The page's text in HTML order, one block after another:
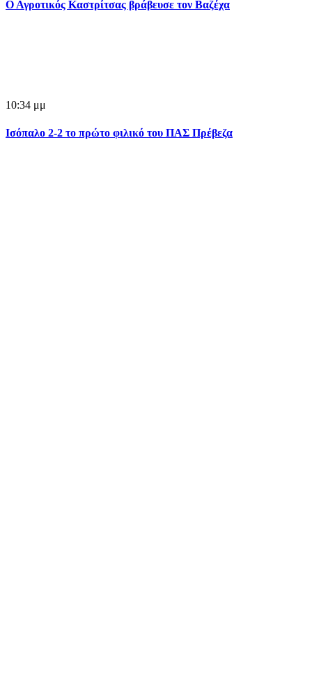
Ο Αγροτικός Καστρίτσας βράβευσε τον Βαζέχα
10:34 μμ
Ισόπαλο 2-2 το πρώτο φιλικό του ΠΑΣ Πρέβεζα